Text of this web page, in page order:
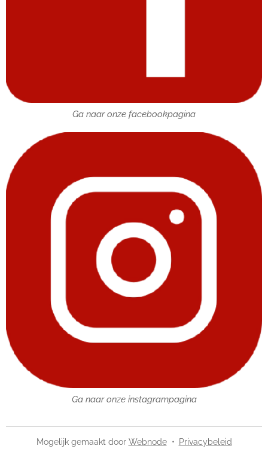
Ga naar onze facebookpagina
Ga naar onze instagrampagina
Mogelijk gemaakt door Webnode Privacybeleid